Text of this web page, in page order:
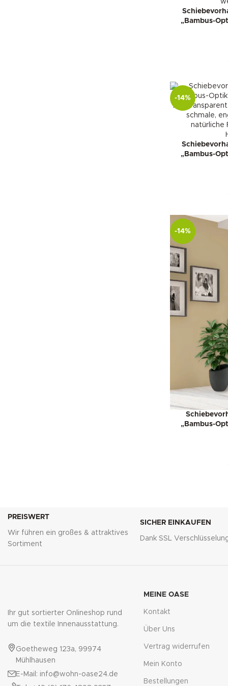
„Bambus-
-14%
„Bambus-
-14%
„Bambus-
PREISWERT
Wir führen ein großes & attraktives
Sortiment
SICHER EINKAUFEN
Dank SSL
Ihr gut sortierter Onlineshop rund
um die textile Innenausstattung.
Goetheweg 123a, 99974
Mühlhausen
E-Mail: info@wohn-oase24.de
MEINE OASE
Kontakt
Über Uns
Vertrag widerrufen
Mein Konto
Bestellungen